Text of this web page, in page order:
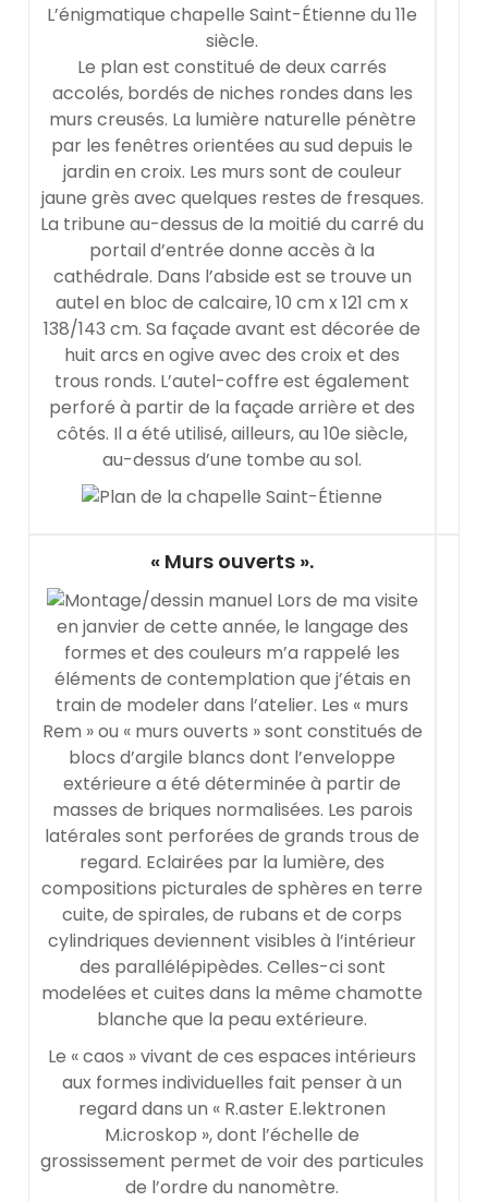
L’énigmatique chapelle Saint-Étienne du 11e
siècle.
Le plan est constitué de deux carrés
accolés, bordés de niches rondes dans les
murs creusés. La lumière naturelle pénètre
par les fenêtres orientées au sud depuis le
jardin en croix. Les murs sont de couleur
jaune grès avec quelques restes de fresques.
La tribune au-dessus de la moitié du carré du
portail d’entrée donne accès à la
cathédrale. Dans l’abside est se trouve un
autel en bloc de calcaire, 10 cm x 121 cm x
138/143 cm. Sa façade avant est décorée de
huit arcs en ogive avec des croix et des
trous ronds. L’autel-coffre est également
perforé à partir de la façade arrière et des
côtés. Il a été utilisé, ailleurs, au 10e siècle,
au-dessus d’une tombe au sol.
« Murs ouverts ».
Lors de ma visite
en janvier de cette année, le langage des
formes et des couleurs m’a rappelé les
éléments de contemplation que j’étais en
train de modeler dans l’atelier. Les « murs
Rem » ou « murs ouverts » sont constitués de
blocs d’argile blancs dont l’enveloppe
extérieure a été déterminée à partir de
masses de briques normalisées. Les parois
latérales sont perforées de grands trous de
regard. Eclairées par la lumière, des
compositions picturales de sphères en terre
cuite, de spirales, de rubans et de corps
cylindriques deviennent visibles à l’intérieur
des parallélépipèdes. Celles-ci sont
modelées et cuites dans la même chamotte
blanche que la peau extérieure.
Le « caos » vivant de ces espaces intérieurs
aux formes individuelles fait penser à un
regard dans un « R.aster E.lektronen
M.icroskop », dont l’échelle de
grossissement permet de voir des particules
de l’ordre du nanomètre.